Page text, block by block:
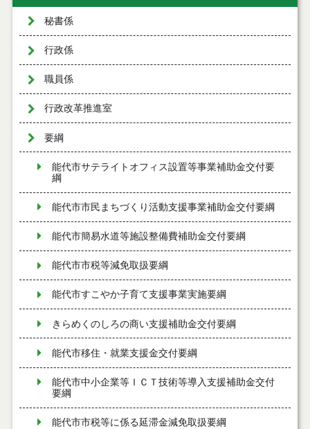
秘書係
行政係
職員係
行政改革推進室
要綱
能代市サテライトオフィス設置等事業補助金交付要
綱
能代市市民まちづくり活動支援事業補助金交付要綱
能代市簡易水道等施設整備費補助金交付要綱
能代市市税等減免取扱要綱
能代市すこやか子育て支援事業実施要綱
きらめくのしろの商い支援補助金交付要綱
能代市移住・就業支援金交付要綱
能代市中小企業等ＩＣＴ技術等導入支援補助金交付
要綱
能代市市税等に係る延滞金減免取扱要綱